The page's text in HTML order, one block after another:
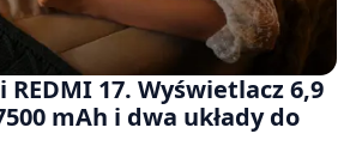
17. Wyświetlacz 6,9
mAh i dwa układy do